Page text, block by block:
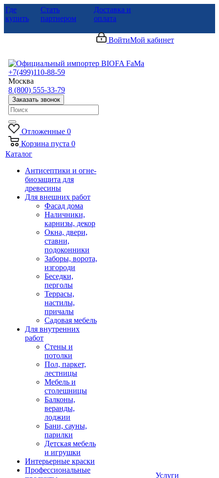
Где
купить
Стать
партнером
Доставка и
оплата
ВойтиМой кабинет
+7(499)110-88-59
Москва
8 (800) 555-33-79
Заказать звонок
Отложенные 0
Корзина пуста 0
Каталог
Антисептики и огне-
биозащита для
древесины
Для внешних работ
Фасад дома
Наличники,
карнизы, декор
Окна, двери,
ставни,
подоконники
Заборы, ворота,
изгороди
Беседки,
перголы
Террасы,
настилы,
причалы
Садовая мебель
Для внутренних
работ
Стены и
потолки
Пол, паркет,
лестницы
Мебель и
столешницы
Балконы,
веранды,
лоджии
Бани, сауны,
парилки
Детская мебель
и игрушки
Интерьерные краски
Профессиональные
Услуги